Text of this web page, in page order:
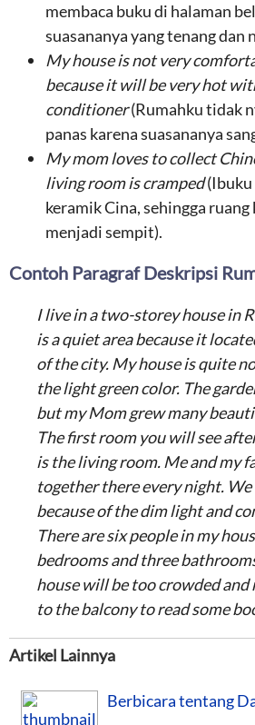
membaca buku di halaman
suasananya yang tenang dan
My house is not very
because it will be very hot
conditioner(Rumahku tidak
panas karena suasananya
My mom loves to collect
living room is cramped(Ibuku
keramik Cina, sehingga ruang
menjadi sempit).
Contoh Paragraf Deskripsi
I live in a two-storey house in
is a quiet area because it
of the city. My house is quite
the light green color. The
but my Mom grew many
The first room you will see
is the living room. Me and my
together there every night.
because of the dim light and
There are six people in my
bedrooms and three
house will be too crowded
to the balcony to read some
Artikel Lainnya
Berbicara tentang